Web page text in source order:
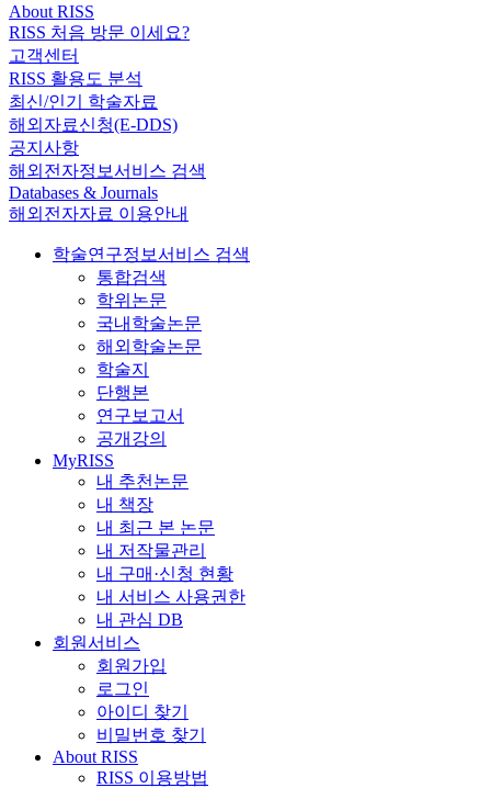
About RISS
RISS 처음 방문 이세요?
고객센터
RISS 활용도 분석
최신/인기 학술자료
해외자료신청(E-DDS)
공지사항
해외전자정보서비스 검색
Databases & Journals
해외전자자료 이용안내
학술연구정보서비스 검색
통합검색
학위논문
국내학술논문
해외학술논문
학술지
단행본
연구보고서
공개강의
MyRISS
내 추천논문
내 책장
내 최근 본 논문
내 저작물관리
내 구매·신청 현황
내 서비스 사용권한
내 관심 DB
회원서비스
회원가입
로그인
아이디 찾기
비밀번호 찾기
About RISS
RISS 이용방법